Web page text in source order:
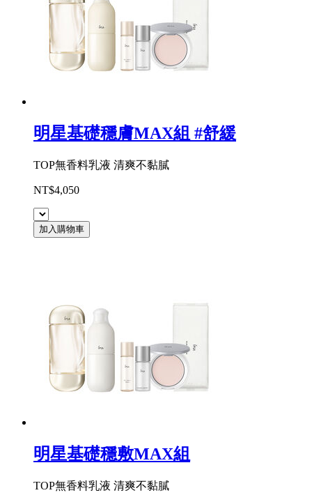
明星基礎穩膚MAX組 #舒緩
TOP無香料乳液 清爽不黏膩
NT$4,050
加入購物車
明星基礎穩敷MAX組
TOP無香料乳液 清爽不黏膩